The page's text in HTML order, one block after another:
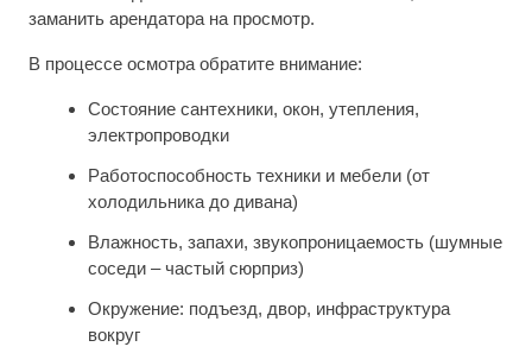
заманить арендатора на просмотр.
В процессе осмотра обратите внимание:
Состояние сантехники, окон, утепления,
электропроводки
Работоспособность техники и мебели (от
холодильника до дивана)
Влажность, запахи, звукопроницаемость (шумные
соседи – частый сюрприз)
Окружение: подъезд, двор, инфраструктура
вокруг